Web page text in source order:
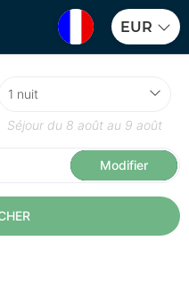
EUR
Séjour du 8 août au 9 août
Modifier